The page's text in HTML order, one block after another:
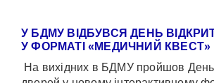
У БДМУ ВІДБУВСЯ ДЕНЬ
У ФОРМАТІ «МЕДИЧНИЙ КВЕСТ»
На вихідних в БДМУ пройшов День